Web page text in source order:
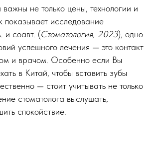
важны не только цены, технологии и
показывает исследование
и соавт. (Стоматология, 2023), одно
успешного лечения — это контакт
и врачом. Особенно если Вы
в Китай, чтобы вставить зубы
— стоит учитывать не только
стоматолога выслушать,
спокойствие.